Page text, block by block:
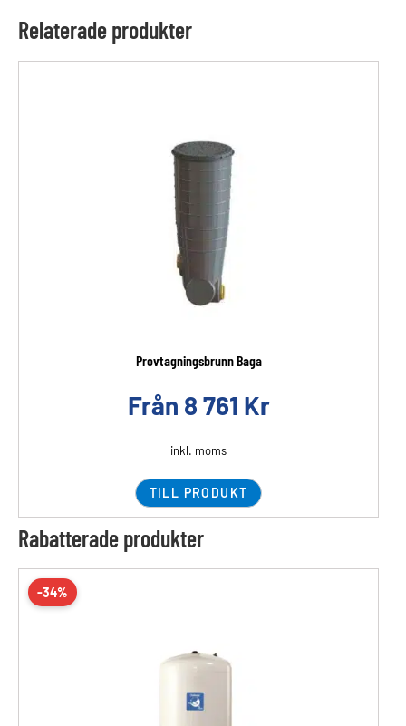
Relaterade produkter
Provtagningsbrunn Baga
Från 8 761 Kr
inkl. moms
TILL PRODUKT
Rabatterade produkter
-34%